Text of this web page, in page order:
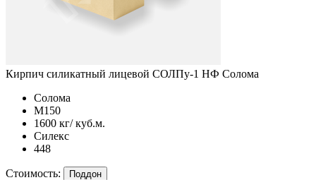
Кирпич силикатный лицевой СОЛПу-1 НФ Солома
Солома
М150
1600 кг/ куб.м.
Силекс
448
Стоимость: Поддон